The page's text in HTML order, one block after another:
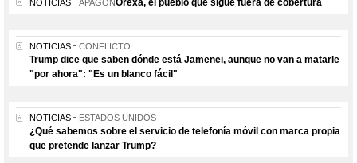
NOTICIAS APAGÓNOrexa, el pueblo que sigue fuera de cobertura
NOTICIAS CONFLICTO
Trump dice que saben dónde está Jamenei, aunque no van a matarle
"por ahora": "Es un blanco fácil"
NOTICIAS ESTADOS UNIDOS
¿Qué sabemos sobre el servicio de telefonía móvil con marca propia
que pretende lanzar Trump?